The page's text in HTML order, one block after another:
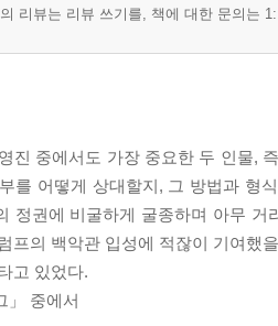
리뷰는 리뷰 쓰기를, 책에 대한 문의는
진 중에서도 가장 중요한 두 인물,
를 어떻게 상대할지, 그 방법과 형
정권에 비굴하게 굴종하며 아무
프의 백악관 입성에 적잖이 기여했
고 있었다.
」 중에서